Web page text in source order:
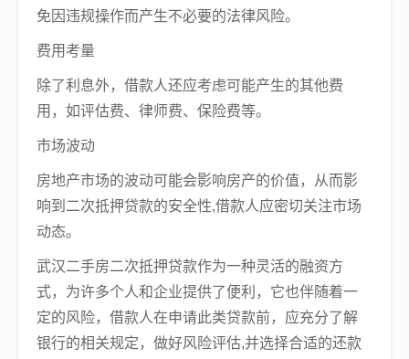
免因违规操作而产生不必要的法律风险。
费用考量
除了利息外，借款人还应考虑可能产生的其他费
用，如评估费、律师费、保险费等。
市场波动
房地产市场的波动可能会影响房产的价值，从而影
响到二次抵押贷款的安全性,借款人应密切关注市场
动态。
武汉二手房二次抵押贷款作为一种灵活的融资方
式，为许多个人和企业提供了便利，它也伴随着一
定的风险，借款人在申请此类贷款前，应充分了解
银行的相关规定，做好风险评估,并选择合适的还款